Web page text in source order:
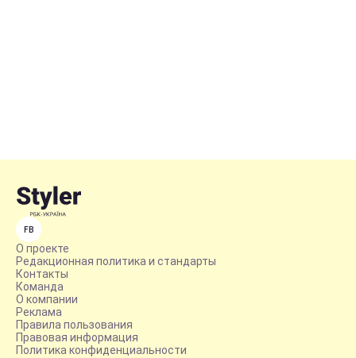
FB
О проекте
Редакционная политика и стандарты
Контакты
Команда
О компании
Реклама
Правила пользования
Правовая информация
Политика конфиденциальности